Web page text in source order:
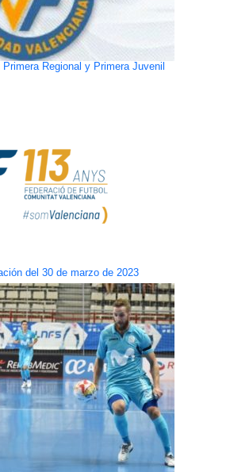
Regional y Primera Juvenil
del 30 de marzo de 2023